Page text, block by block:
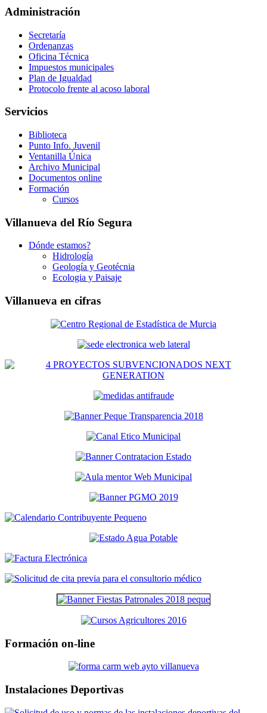
Administración
Secretaría
Ordenanzas
Oficina Técnica
Impuestos municipales
Plan de Igualdad
Protocolo frente al acoso laboral
Servicios
Biblioteca
Punto Info. Juvenil
Ventanilla Única
Archivo Municipal
Documentos online
Formación
Cursos
Villanueva del Río Segura
Dónde estamos?
Hidrología
Geología y Geotécnia
Ecologia y Paisaje
Villanueva en cifras
Formación on-line
Instalaciones Deportivas